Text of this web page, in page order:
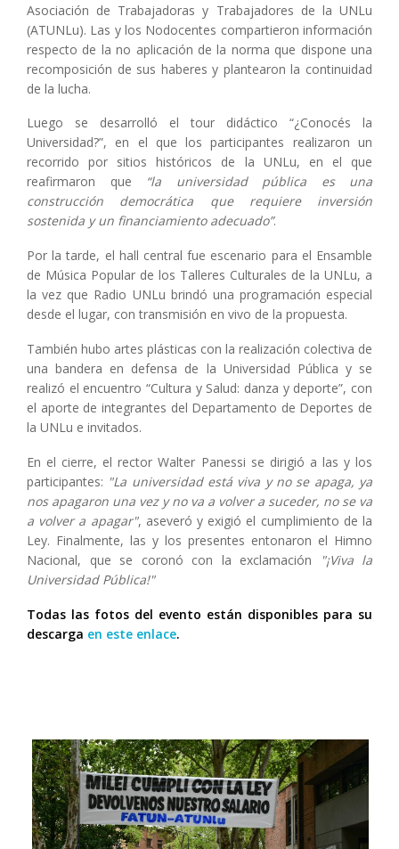
Asociación de Trabajadoras y Trabajadores de la UNLu
(ATUNLu). Las y los Nodocentes compartieron información
respecto de la no aplicación de la norma que dispone una
recomposición de sus haberes y plantearon la continuidad
de la lucha.
Luego se desarrolló el tour didáctico “¿Conocés la
Universidad?”, en el que los participantes realizaron un
recorrido por sitios históricos de la UNLu, en el que
reafirmaron que
“la universidad pública es una
construcción democrática que requiere inversión
sostenida y un financiamiento adecuado”.
Por la tarde, el hall central fue escenario para el Ensamble
de Música Popular de los Talleres Culturales de la UNLu, a
la vez que Radio UNLu brindó una programación especial
desde el lugar, con transmisión en vivo de la propuesta.
También hubo artes plásticas con la realización colectiva de
una bandera en defensa de la Universidad Pública y se
realizó el encuentro “Cultura y Salud: danza y deporte”, con
el aporte de integrantes del Departamento de Deportes de
la UNLu e invitados.
En el cierre, el rector Walter Panessi se dirigió a las y los
participantes: "La universidad está viva y no se apaga, ya
nos apagaron una vez y no va a volver a suceder, no se va
a volver a apagar", aseveró y exigió el cumplimiento de la
Ley. Finalmente, las y los presentes entonaron el Himno
Nacional, que se coronó con la exclamación
"¡Viva la
Universidad Pública!"
Todas las fotos del evento están disponibles para su
descarga en este enlace.